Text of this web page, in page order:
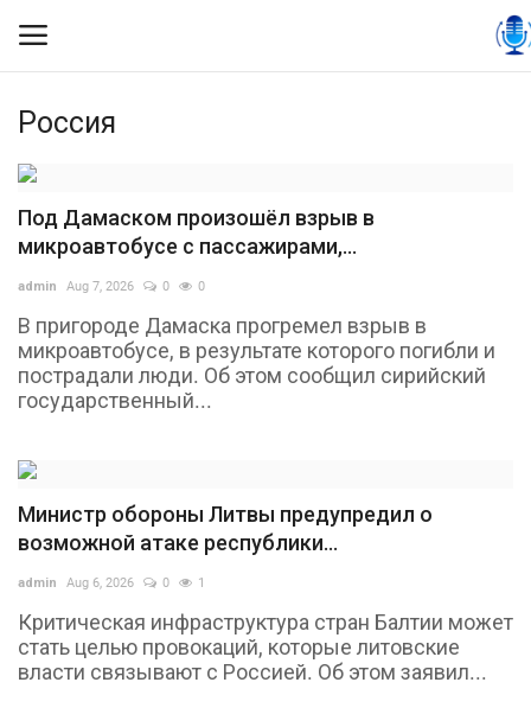
Вход
Контакты
Политика
Экономика
Спорт
Туризм
Недвижимость
Россия
Под Дамаском произошёл взрыв в
микроавтобусе с пассажирами,...
admin Aug 7, 2026 0 0
В пригороде Дамаска прогремел взрыв в
микроавтобусе, в результате которого погибли и
пострадали люди. Об этом сообщил сирийский
государственный...
Министр обороны Литвы предупредил о
возможной атаке республики...
admin Aug 6, 2026 0 1
Критическая инфраструктура стран Балтии может
стать целью провокаций, которые литовские
власти связывают с Россией. Об этом заявил...